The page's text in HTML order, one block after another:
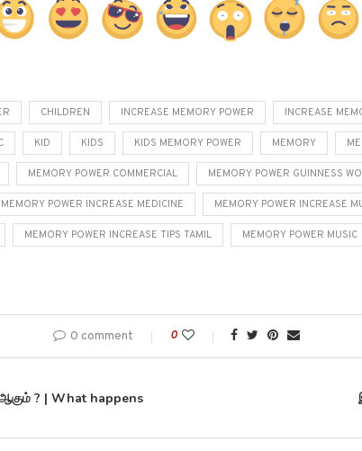
CHILDREN INCREASE MEMORY POWER INCREASE
KID KIDS KIDS MEMORY POWER MEMORY
MEMORY POWER COMMERCIAL MEMORY POWER GUINNESS
MEMORY POWER INCREASE MEDICINE MEMORY POWER INCREASE
MEMORY POWER INCREASE TIPS TAMIL MEMORY POWER MUSIC
0 comment 0
? | What happens